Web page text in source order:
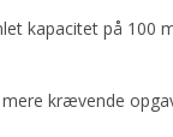
kapacitet på 100
krævende